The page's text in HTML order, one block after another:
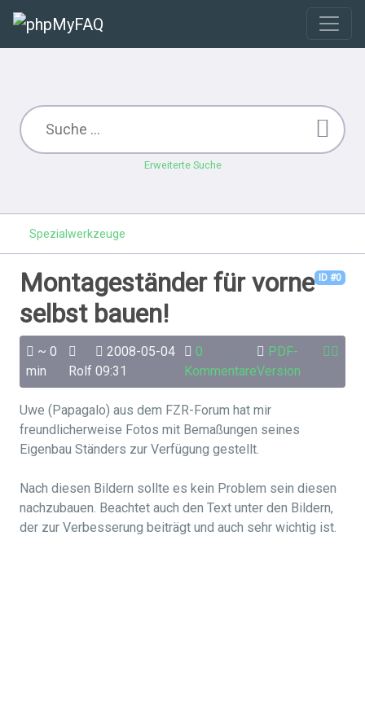
Erweiterte Suche
Spezialwerkzeuge
ID #0
Montageständer für vorne
selbst bauen!
~ 0
min
Rolf
2008-05-04
09:31
0
Kommentare
PDF-
Version
Uwe (Papagalo) aus dem FZR-Forum hat mir
freundlicherweise Fotos mit Bemaßungen seines
Eigenbau Ständers zur Verfügung gestellt.
Nach diesen Bildern sollte es kein Problem sein diesen
nachzubauen. Beachtet auch den Text unter den Bildern,
der zur Verbesserung beiträgt und auch sehr wichtig ist.